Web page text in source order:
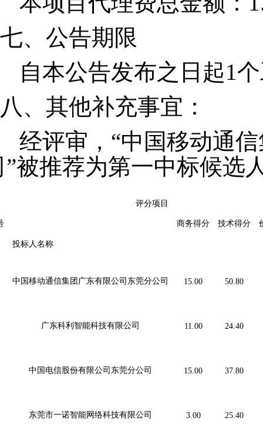
七、 公告期限
自本公告发布之日起1
八、 其他补充事宜 ：
经评审， “中国移动通
”被推荐为第一中标候选
评分项目
投标人名称
商务得分 技术得分
中国移动通信集团广东有限公司东莞分公司 15.00 50.80
广东科利智能科技有限公司 11.00 24.40
中国电信股份有限公司东莞分公司 15.00 37.80
东莞市一诺智能网络科技有限公司 3.00 25.40